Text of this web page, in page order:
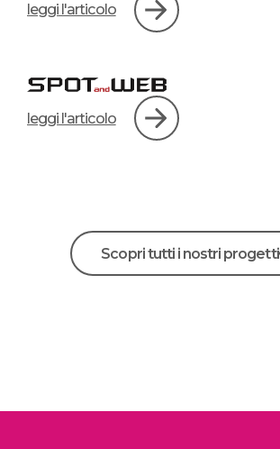
leggi l'articolo
leggi l'articolo
Scopri tutti i nostri progetti